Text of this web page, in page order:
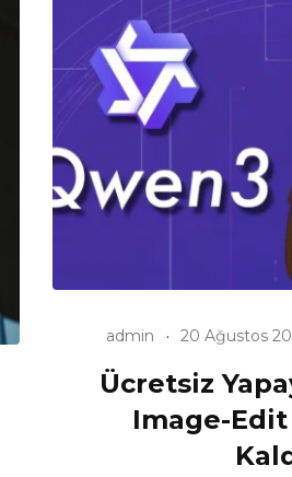
admin 20 Ağustos
Ücretsiz
Image-Edit